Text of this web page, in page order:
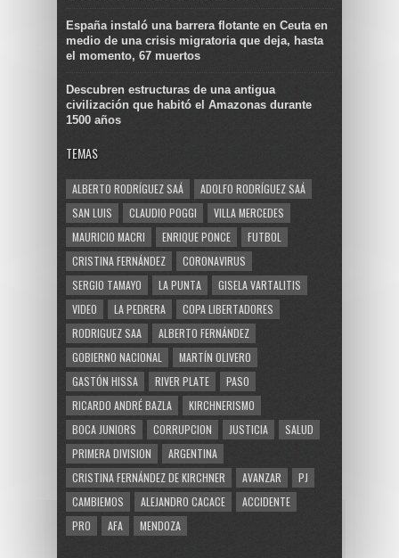
España instaló una barrera flotante en Ceuta en
medio de una crisis migratoria que deja, hasta
el momento, 67 muertos
Descubren estructuras de una antigua
civilización que habitó el Amazonas durante
1500 años
TEMAS
ALBERTO RODRÍGUEZ SAÁ
ADOLFO RODRÍGUEZ SAÁ
SAN LUIS
CLAUDIO POGGI
VILLA MERCEDES
MAURICIO MACRI
ENRIQUE PONCE
FUTBOL
CRISTINA FERNÁNDEZ
CORONAVIRUS
SERGIO TAMAYO
LA PUNTA
GISELA VARTALITIS
VIDEO
LA PEDRERA
COPA LIBERTADORES
RODRIGUEZ SAA
ALBERTO FERNÁNDEZ
GOBIERNO NACIONAL
MARTÍN OLIVERO
GASTÓN HISSA
RIVER PLATE
PASO
RICARDO ANDRÉ BAZLA
KIRCHNERISMO
BOCA JUNIORS
CORRUPCION JUSTICIA
SALUD
PRIMERA DIVISION
ARGENTINA
CRISTINA FERNÁNDEZ DE KIRCHNER
AVANZAR
PJ
CAMBIEMOS
ALEJANDRO CACACE
ACCIDENTE
PRO
AFA MENDOZA